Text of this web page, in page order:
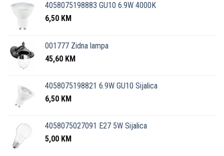
4058075198883 GU10 6.9W 4000K
6,50 KM
001777 Zidna lampa
45,60 KM
4058075198821 6.9W GU10 Sijalica
6,50 KM
4058075027091 E27 5W Sijalica
5,00 KM